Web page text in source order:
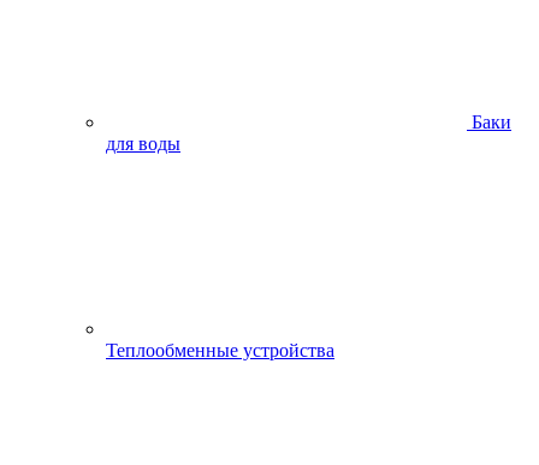
Баки
для воды
Теплообменные устройства